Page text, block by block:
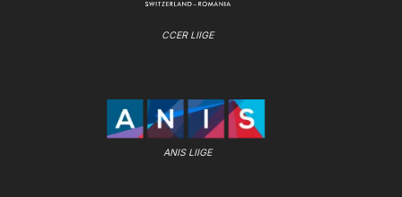
CCER LIIGE
ANIS LIIGE